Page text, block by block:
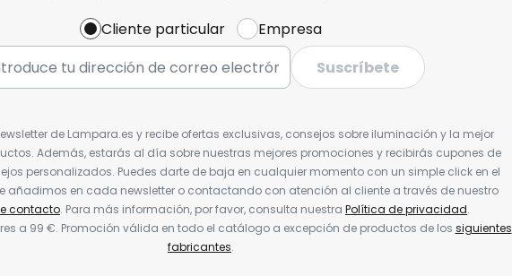
Cliente particular
Empresa
Suscríbete
de Lampara.es y recibe ofertas exclusivas, consejos sobre iluminación y la mejor
Además, estarás al día sobre nuestras mejores promociones y recibirás cupones de
personalizados. Puedes darte de baja en cualquier momento con un simple click en el
añadimos en cada newsletter o contactando con atención al cliente a través de nuestro
contacto. Para más información, por favor, consulta nuestra Política de privacidad.
a 99 €. Promoción válida en todo el catálogo a excepción de productos de los siguientes
fabricantes.